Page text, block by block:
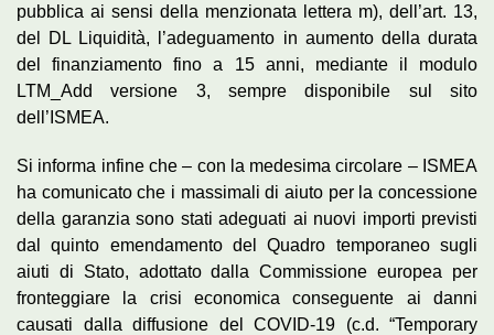
pubblica ai sensi della menzionata lettera m), dell’art. 13,
del DL Liquidità, l’adeguamento in aumento della durata
del finanziamento fino a 15 anni, mediante il modulo
LTM_Add versione 3, sempre disponibile sul sito
dell’ISMEA.
Si informa infine che – con la medesima circolare – ISMEA
ha comunicato che i massimali di aiuto per la concessione
della garanzia sono stati adeguati ai nuovi importi previsti
dal quinto emendamento del Quadro temporaneo sugli
aiuti di Stato, adottato dalla Commissione europea per
fronteggiare la crisi economica conseguente ai danni
causati dalla diffusione del COVID-19 (c.d. “Temporary